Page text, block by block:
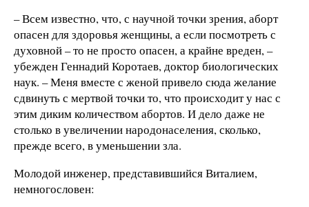
– Всем известно, что, с научной точки зрения, аборт
опасен для здоровья женщины, а если посмотреть с
духовной – то не просто опасен, а крайне вреден, –
убежден Геннадий Коротаев, доктор биологических
наук. – Меня вместе с женой привело сюда желание
сдвинуть с мертвой точки то, что происходит у нас с
этим диким количеством абортов. И дело даже не
столько в увеличении народонаселения, сколько,
прежде всего, в уменьшении зла.
Молодой инженер, представившийся Виталием,
немногословен: